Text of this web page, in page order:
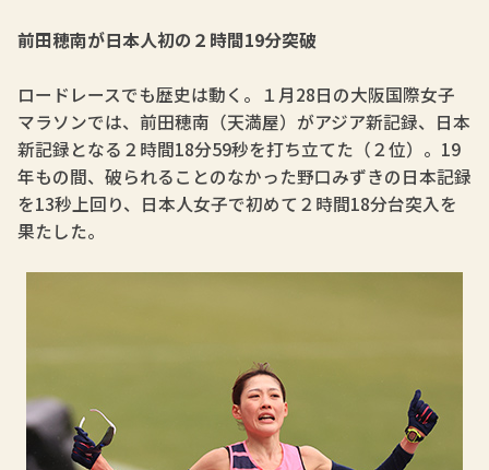
前田穂南が日本人初の２時間19分突破
ロードレースでも歴史は動く。１月28日の大阪国際女子
マラソンでは、前田穂南（天満屋）がアジア新記録、日本
新記録となる２時間18分59秒を打ち立てた（２位）。19
年もの間、破られることのなかった野口みずきの日本記録
を13秒上回り、日本人女子で初めて２時間18分台突入を
果たした。